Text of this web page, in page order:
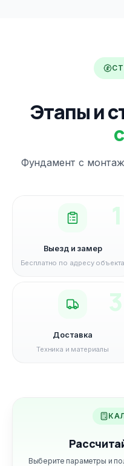
Этапы и
Фундамент с
1
Выезд и замер
Бесплатно по адресу объекта
3
Доставка
Техника и материалы
Выберите параметры и